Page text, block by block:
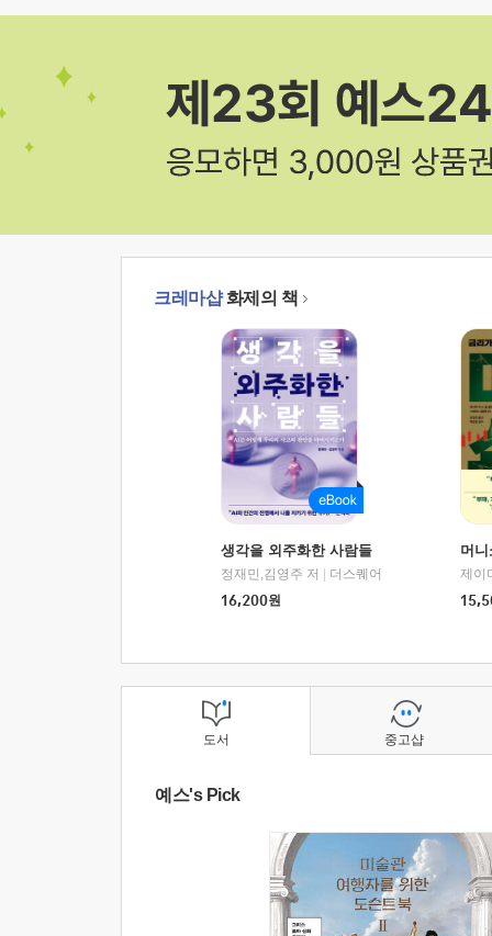
크레마샵화제의 책
생각을 외주화한 사람들
정재민,김영주 저
더스퀘어
16,200원
머
도서
예스's Pick
중고샵